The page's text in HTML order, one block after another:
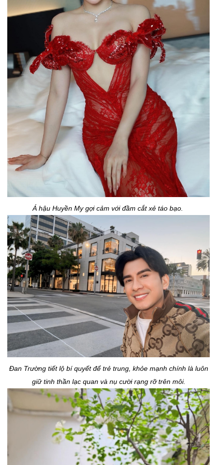
Á hậu Huyền My gợi cảm với đầm cắt xẻ táo bạo.
Đan Trường tiết lộ bí quyết để trẻ trung, khỏe mạnh chính là luôn
giữ tinh thần lạc quan và nụ cười rạng rỡ trên môi.